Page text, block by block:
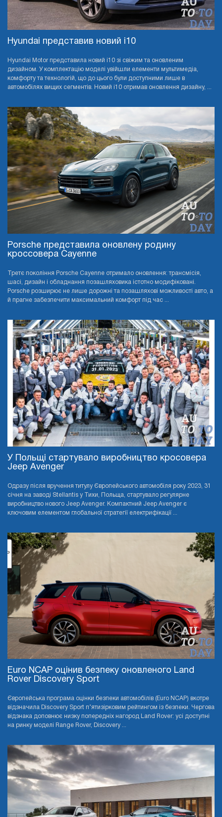
Hyundai представив новий i10
Hyundai Motor представила новий i10 зі свіжим та оновленим
дизайном. У комплектацію моделі увійшли елементи мультимедіа,
комфорту та технологій, що до цього були доступними лише в
автомобілях вищих сегментів. Новий i10 отримав оновлення дизайну, ...
Porsche представила оновлену родину
кроссовера Cayenne
Третє покоління Porsche Cayenne отримало оновлення: трансмісія,
шасі, дизайн і обладнання позашляховика істотно модифіковані.
Porsche розширює не лише дорожні та позашляхові можливості авто, а
й прагне забезпечити максимальний комфорт під час ...
У Польщі стартувало виробництво кросовера
Jeep Avenger
Одразу після вручення титулу Європейського автомобіля року 2023, 31
січня на заводі Stellantis у Тихи, Польща, стартувало регулярне
виробництво нового Jeep Avenger. Компактний Jeep Avenger є
ключовим елементом глобальної стратегії електрифікації ...
Euro NCAP оцінив безпеку оновленого Land
Rover Discovery Sport
Європейська програма оцінки безпеки автомобілів (Euro NCAP) вкотре
відзначила Discovery Sport п’ятизірковим рейтингом із безпеки. Чергова
відзнака доповнює низку попередніх нагород Land Rover: усі доступні
на ринку моделі Range Rover, Discovery ...